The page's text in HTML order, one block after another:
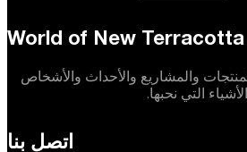
World of New Terracotta
والمشاريع والأحداث والأشخاص
التي نحبها.
اتصل بنا